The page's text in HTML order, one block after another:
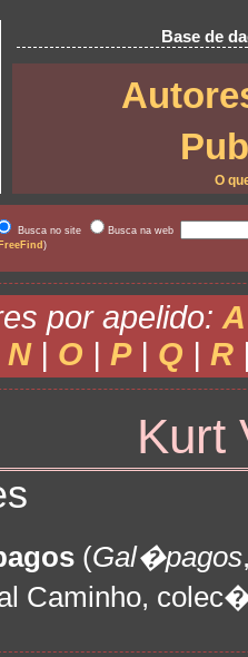
Base de
O
Busca no site
Busca na web
FreeFind )
por apelido: A
N| O | P| Q | R
Kurt
(Gal�pagos
Caminho,